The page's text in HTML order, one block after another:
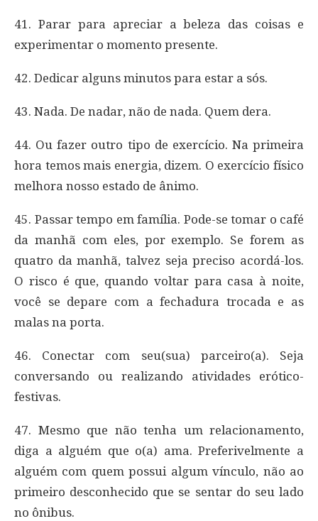
41. Parar para apreciar a beleza das coisas e
experimentar o momento presente.
42. Dedicar alguns minutos para estar a sós.
43. Nada. De nadar, não de nada. Quem dera.
44. Ou fazer outro tipo de exercício. Na primeira
hora temos mais energia, dizem. O exercício físico
melhora nosso estado de ânimo.
45. Passar tempo em família. Pode-se tomar o café
da manhã com eles, por exemplo. Se forem as
quatro da manhã, talvez seja preciso acordá-los.
O risco é que, quando voltar para casa à noite,
você se depare com a fechadura trocada e as
malas na porta.
46. Conectar com seu(sua) parceiro(a). Seja
conversando ou realizando atividades erótico-
festivas.
47. Mesmo que não tenha um relacionamento,
diga a alguém que o(a) ama. Preferivelmente a
alguém com quem possui algum vínculo, não ao
primeiro desconhecido que se sentar do seu lado
no ônibus.